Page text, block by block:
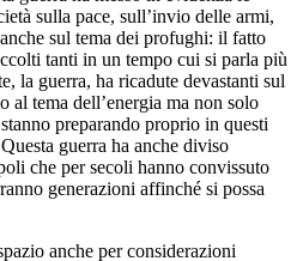
sulla pace, sull’invio delle armi,
sul tema dei profughi: il fatto
tanti in un tempo cui si parla più
la guerra, ha ricadute devastanti sul
al tema dell’energia ma non solo
preparando proprio in questi
guerra ha anche diviso
che per secoli hanno convissuto
generazioni affinché si possa
anche per considerazioni